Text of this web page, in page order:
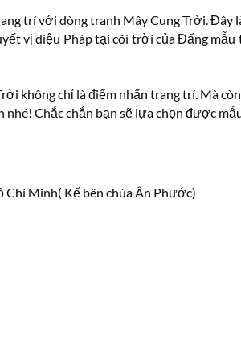
trí với dòng tranh Mây Cung Trời. Đây
vị diệu Pháp tại cõi trời của Đấng
không chỉ là điểm nhấn trang trí. Mà
nhé! Chắc chắn bạn sẽ lựa chọn được
Chí Minh( Kế bên chùa Ân Phước)